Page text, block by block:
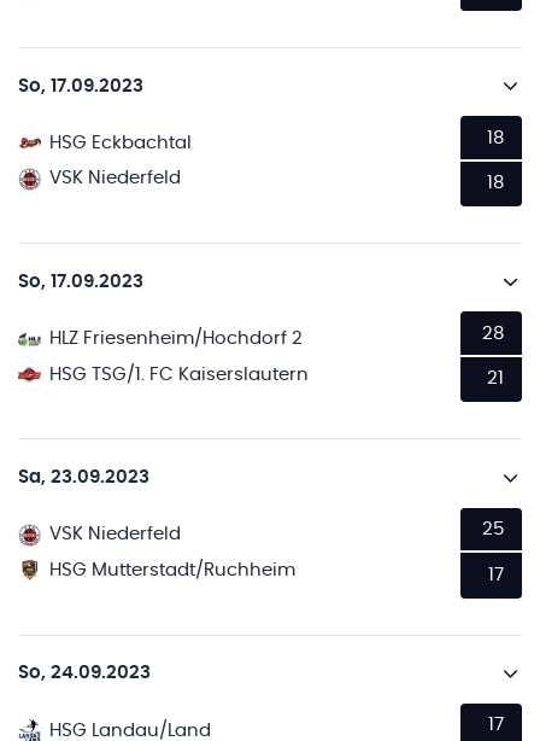
So, 17.09.2023
HSG Eckbachtal
VSK Niederfeld
18
18
So, 17.09.2023
HLZ Friesenheim/Hochdorf 2
HSG TSG/1. FC Kaiserslautern
28
21
Sa, 23.09.2023
VSK Niederfeld
HSG Mutterstadt/Ruchheim
25
17
So, 24.09.2023
HSG Landau/Land
17